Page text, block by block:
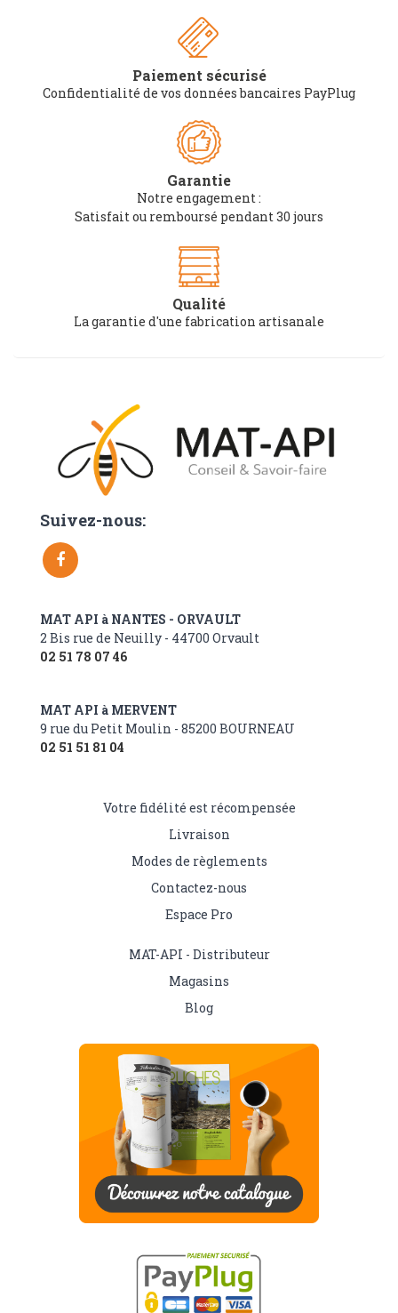
Paiement sécurisé
Confidentialité de vos données bancaires PayPlug
Garantie
Notre engagement :
Satisfait ou remboursé pendant 30 jours
Qualité
La garantie d'une fabrication artisanale
Suivez-nous:
MAT API à NANTES - ORVAULT
2 Bis rue de Neuilly - 44700 Orvault
02 51 78 07 46
MAT API à MERVENT
9 rue du Petit Moulin - 85200 BOURNEAU
02 51 51 81 04
Votre fidélité est récompensée
Livraison
Modes de règlements
Contactez-nous
Espace Pro
MAT-API - Distributeur
Magasins
Blog